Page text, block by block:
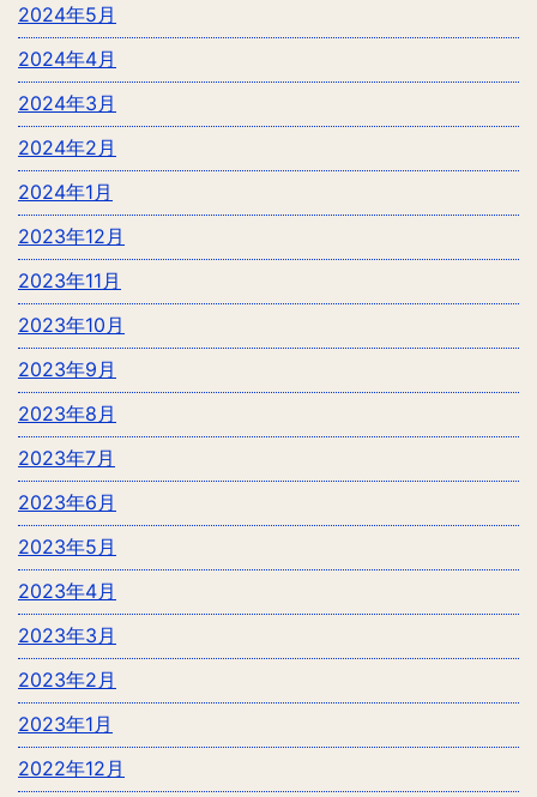
2024年5月
2024年4月
2024年3月
2024年2月
2024年1月
2023年12月
2023年11月
2023年10月
2023年9月
2023年8月
2023年7月
2023年6月
2023年5月
2023年4月
2023年3月
2023年2月
2023年1月
2022年12月